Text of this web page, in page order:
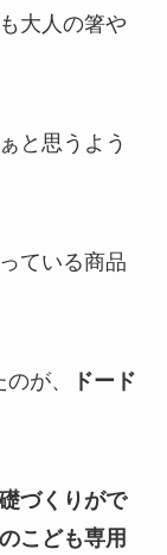
大人の箸や
と思うよう
ている商品
が、
ドード
づくりがで
こども専用